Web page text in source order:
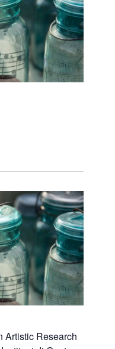
Artistic Research